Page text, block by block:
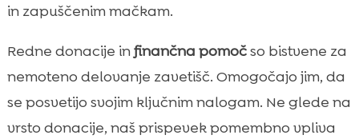
in zapuščenim mačkam.
Redne donacije infinančna pomočso bistvene za
nemoteno delovanje zavetišč. Omogočajo jim, da
se posvetijo svojim ključnim nalogam. Ne glede na
vrsto donacije, naš prispevek pomembno vpliva